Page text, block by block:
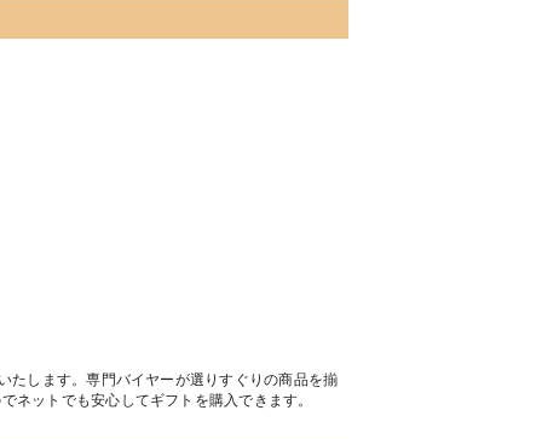
たします。専門バイヤーが選りすぐりの商品を揃
ネットでも安心してギフトを購入できます。